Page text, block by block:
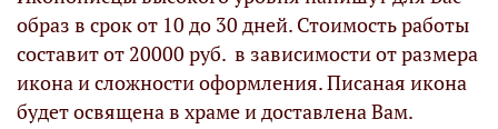
образ в срок от 10 до 30 дней. Стоимость работы
составит от 20000 руб. в зависимости от размера
икона и сложности оформления. Писаная икона
будет освящена в храме и доставлена Вам.